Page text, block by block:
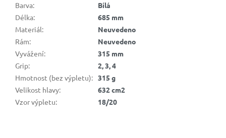
Barva:
Bílá
Délka:
685 mm
Materiál:
Neuvedeno
Rám:
Neuvedeno
Vyvážení:
315 mm
Grip:
2, 3, 4
Hmotnost (bez výpletu): 315 g
Velikost hlavy:
632 cm2
Vzor výpletu: 18/20